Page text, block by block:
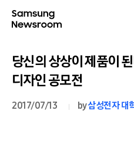
당신의 상상이 제품이
디자인 공모전
2017/07/13 by삼성전자 대